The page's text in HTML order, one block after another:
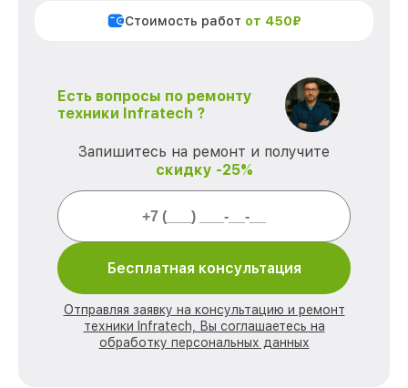
Стоимость работ от 450₽
Есть вопросы по ремонту
техники Infratech ?
Запишитесь на ремонт и получите
скидку -25%
Бесплатная консультация
Отправляя заявку на консультацию и ремонт
техники Infratech, Вы соглашаетесь на
обработку персональных данных